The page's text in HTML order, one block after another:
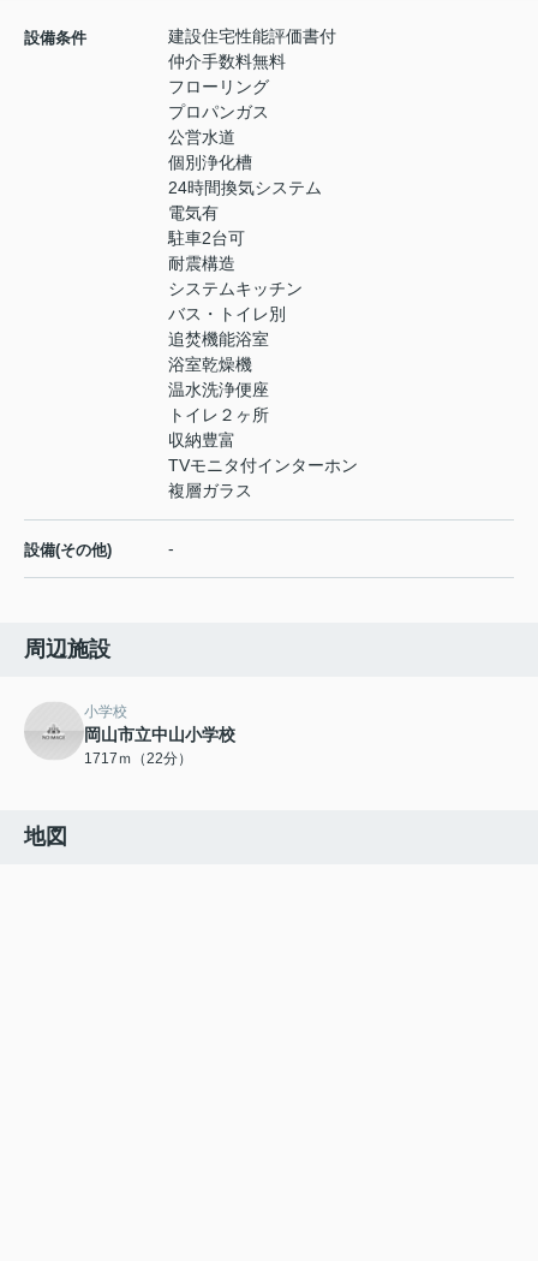
設備条件
建設住宅性能評価書付
仲介手数料無料
フローリング
プロパンガス
公営水道
個別浄化槽
24時間換気システム
電気有
駐車2台可
耐震構造
システムキッチン
バス・トイレ別
追焚機能浴室
浴室乾燥機
温水洗浄便座
トイレ２ヶ所
収納豊富
TVモニタ付インターホン
複層ガラス
設備(その他) -
周辺施設
小学校
岡山市立中山小学校
1717ｍ（22分）
地図